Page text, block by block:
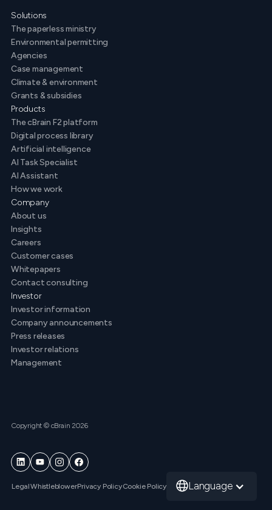
Solutions
The paperless ministry
Environmental permitting
Agencies
Case management
Climate & environment
Grants & subsidies
Products
The cBrain F2 platform
Digital process library
Artificial intelligence
AI Task Specialist
AI Assistant
How we work
Company
About us
Insights
Careers
Customer cases
Whitepapers
Contact consulting
Investor
Investor information
Company announcements
Press releases
Investor relations
Management
Copyright © cBrain 2026
LegalWhistleblowerPrivacy PolicyCookie Policy Language